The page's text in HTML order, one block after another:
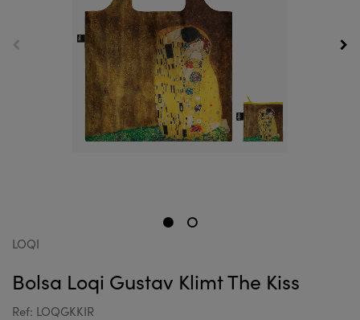
LOQI
Bolsa Loqi Gustav Klimt The Kiss
Ref: LOQGKKIR